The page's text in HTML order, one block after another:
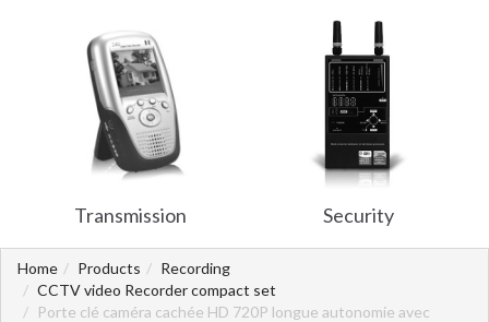
Transmission Security
Home Products
Recording
CCTV video Recorder compact set
Porte clé caméra cachée HD 720P longue autonomie avec